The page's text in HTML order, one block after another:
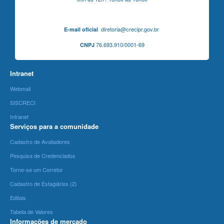
E-mail oficialdiretoria@crecipr.gov.br
CNPJ76.693.910/0001-69
Intranet
Webmail
SISCRECI
Intranet
Serviços para a comunidade
Cadastro de Avaliadores
Pesquisa de Credenciados
Torne-se um Corretor
Cadastro de Estagiários (2)
Editais
Tabela de Valores
Informações de mercado